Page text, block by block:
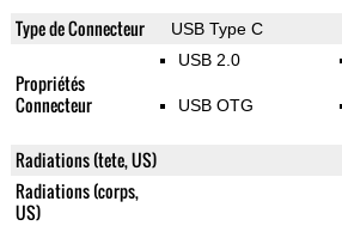
Type de Connecteur USB Type C
Propriétés
Connecteur
USB 2.0
USB OTG
Radiations (tete, US)
Radiations (corps,
US)